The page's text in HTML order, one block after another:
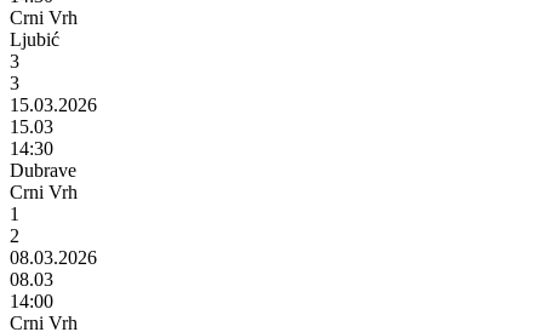
Crni Vrh
Ljubić
3
3
15.03.2026
15.03
14:30
Dubrave
Crni Vrh
1
2
08.03.2026
08.03
14:00
Crni Vrh